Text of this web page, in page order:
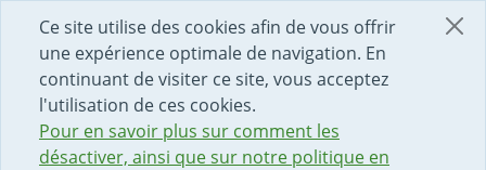
Ce site utilise des cookies afin de vous offrir
une expérience optimale de navigation. En
continuant de visiter ce site, vous acceptez
l'utilisation de ces cookies.
Pour en savoir plus sur comment les
désactiver, ainsi que sur notre politique en
DÉBUT DU CONTENU DE LA PAGE
ACCÈS AU CHAMP DE RECHERCHE
PAGE D'ACCUEIL
FORMULAIRE DE CONTACT